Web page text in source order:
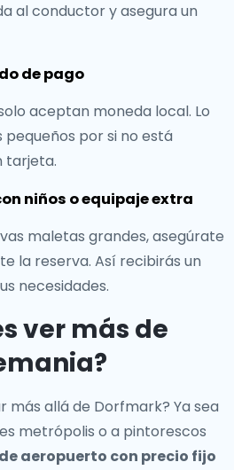
al conductor y asegura un
de pago
aceptan moneda local. Lo
por si no está
tarjeta.
niños o equipaje extra
maletas grandes, asegúrate
la reserva. Así recibirás un
necesidades.
ver más de
más allá de Dorfmark? Ya sea
metrópolis o a pintorescos
aeropuerto con precio fijo